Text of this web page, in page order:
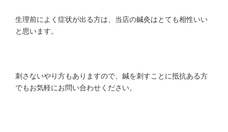
生理前によく症状が出る方は、当店の鍼灸はとても相性いい
と思います。
刺さないやり方もありますので、鍼を刺すことに抵抗ある方
でもお気軽にお問い合わせください。